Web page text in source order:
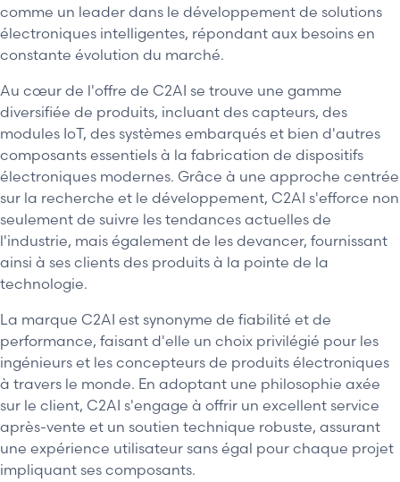
comme un leader dans le développement de solutions
électroniques intelligentes, répondant aux besoins en
constante évolution du marché.
Au cœur de l'offre de C2AI se trouve une gamme
diversifiée de produits, incluant des capteurs, des
modules IoT, des systèmes embarqués et bien d'autres
composants essentiels à la fabrication de dispositifs
électroniques modernes. Grâce à une approche centrée
sur la recherche et le développement, C2AI s'efforce non
seulement de suivre les tendances actuelles de
l'industrie, mais également de les devancer, fournissant
ainsi à ses clients des produits à la pointe de la
technologie.
La marque C2AI est synonyme de fiabilité et de
performance, faisant d'elle un choix privilégié pour les
ingénieurs et les concepteurs de produits électroniques
à travers le monde. En adoptant une philosophie axée
sur le client, C2AI s'engage à offrir un excellent service
après-vente et un soutien technique robuste, assurant
une expérience utilisateur sans égal pour chaque projet
impliquant ses composants.